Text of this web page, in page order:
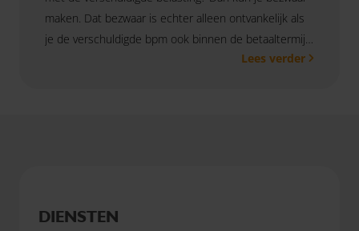
maken. Dat bezwaar is echter alleen ontvankelijk als
je de verschuldigde bpm ook binnen de betaaltermijn
voldoet. Dat bevestigde de Hoge Raad in een zaak
Lees verder
DIENSTEN